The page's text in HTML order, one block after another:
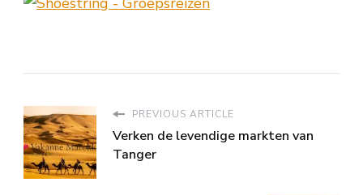
PREVIOUS ARTICLE
Verken de levendige markten van
Tanger